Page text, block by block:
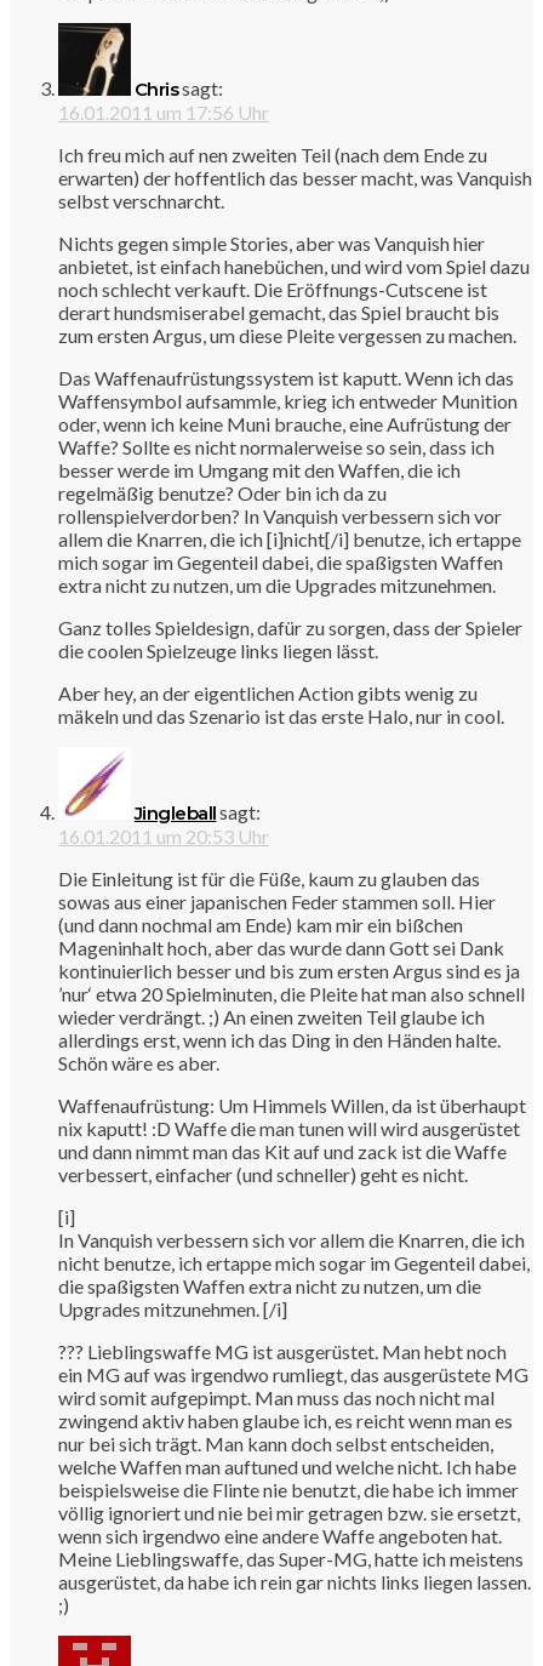
Chrissagt:
16.01.2011 um 17:56 Uhr
Ich freu mich auf nen zweiten Teil (nach dem Ende zu
erwarten) der hoffentlich das besser macht, was Vanquish
selbst verschnarcht.
Nichts gegen simple Stories, aber was Vanquish hier
anbietet, ist einfach hanebüchen, und wird vom Spiel dazu
noch schlecht verkauft. Die Eröffnungs-Cutscene ist
derart hundsmiserabel gemacht, das Spiel braucht bis
zum ersten Argus, um diese Pleite vergessen zu machen.
Das Waffenaufrüstungssystem ist kaputt. Wenn ich das
Waffensymbol aufsammle, krieg ich entweder Munition
oder, wenn ich keine Muni brauche, eine Aufrüstung der
Waffe? Sollte es nicht normalerweise so sein, dass ich
besser werde im Umgang mit den Waffen, die ich
regelmäßig benutze? Oder bin ich da zu
rollenspielverdorben? In Vanquish verbessern sich vor
allem die Knarren, die ich [i]nicht[/i] benutze, ich ertappe
mich sogar im Gegenteil dabei, die spaßigsten Waffen
extra nicht zu nutzen, um die Upgrades mitzunehmen.
Ganz tolles Spieldesign, dafür zu sorgen, dass der Spieler
die coolen Spielzeuge links liegen lässt.
Aber hey, an der eigentlichen Action gibts wenig zu
mäkeln und das Szenario ist das erste Halo, nur in cool.
Jingleballsagt:
16.01.2011 um 20:53 Uhr
Die Einleitung ist für die Füße, kaum zu glauben das
sowas aus einer japanischen Feder stammen soll. Hier
(und dann nochmal am Ende) kam mir ein bißchen
Mageninhalt hoch, aber das wurde dann Gott sei Dank
kontinuierlich besser und bis zum ersten Argus sind es ja
’nur‘ etwa 20 Spielminuten, die Pleite hat man also schnell
wieder verdrängt. ;) An einen zweiten Teil glaube ich
allerdings erst, wenn ich das Ding in den Händen halte.
Schön wäre es aber.
Waffenaufrüstung: Um Himmels Willen, da ist überhaupt
nix kaputt! :D Waffe die man tunen will wird ausgerüstet
und dann nimmt man das Kit auf und zack ist die Waffe
verbessert, einfacher (und schneller) geht es nicht.
[i]
In Vanquish verbessern sich vor allem die Knarren, die ich
nicht benutze, ich ertappe mich sogar im Gegenteil dabei,
die spaßigsten Waffen extra nicht zu nutzen, um die
Upgrades mitzunehmen. [/i]
??? Lieblingswaffe MG ist ausgerüstet. Man hebt noch
ein MG auf was irgendwo rumliegt, das ausgerüstete MG
wird somit aufgepimpt. Man muss das noch nicht mal
zwingend aktiv haben glaube ich, es reicht wenn man es
nur bei sich trägt. Man kann doch selbst entscheiden,
welche Waffen man auftuned und welche nicht. Ich habe
beispielsweise die Flinte nie benutzt, die habe ich immer
völlig ignoriert und nie bei mir getragen bzw. sie ersetzt,
wenn sich irgendwo eine andere Waffe angeboten hat.
Meine Lieblingswaffe, das Super-MG, hatte ich meistens
ausgerüstet, da habe ich rein gar nichts links liegen lassen.
;)